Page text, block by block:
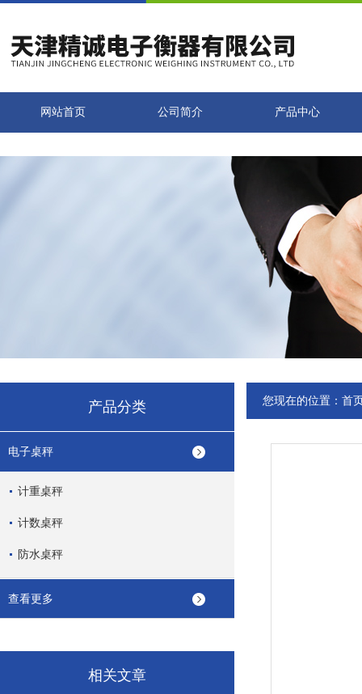
网站首页 公司简介 产品中心
产品分类
电子桌秤
计重桌秤
计数桌秤
防水桌秤
查看更多
相关文章
您现在的位置： 首